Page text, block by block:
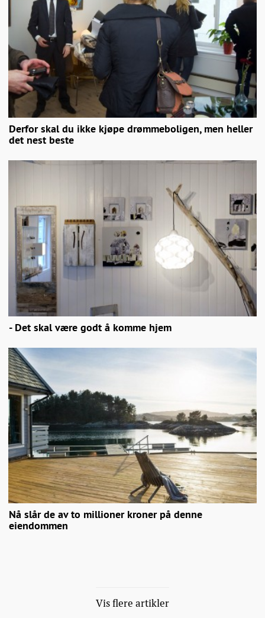
Derfor skal du ikke kjøpe drømmeboligen, men heller
det nest beste
- Det skal være godt å komme hjem
Nå slår de av to millioner kroner på denne
eiendommen
Vis flere artikler